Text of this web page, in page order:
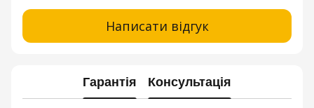
Написати відгук
Гарантія Консультація